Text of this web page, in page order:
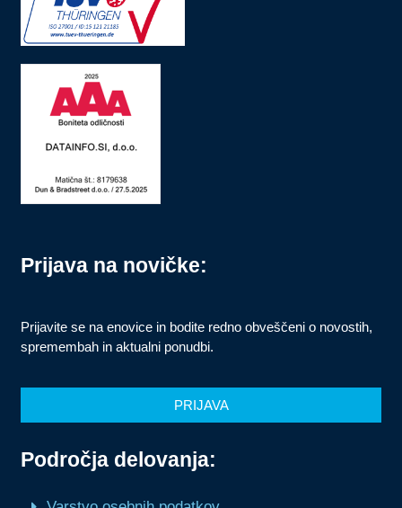
Področja delovanja:
Prijava na novičke:
Prijavite se na enovice in bodite redno obveščeni o novostih,
spremembah in aktualni ponudbi.
PRIJAVA